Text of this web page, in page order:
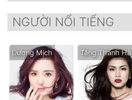
NGƯỜI NỔI TIẾNG
Dương Mịch Tăng Thanh Hà